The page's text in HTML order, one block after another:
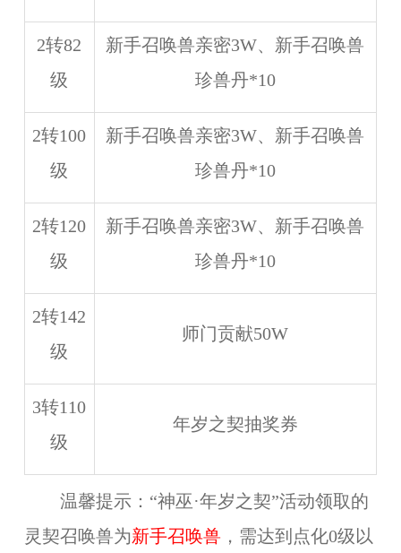
2转82
级
新手召唤兽亲密3W、新手召唤兽
珍兽丹*10
2转100
级
新手召唤兽亲密3W、新手召唤兽
珍兽丹*10
2转120
级
新手召唤兽亲密3W、新手召唤兽
珍兽丹*10
2转142
级
师门贡献50W
3转110
级
年岁之契抽奖券
温馨提示：“神巫·年岁之契”活动领取的
灵契召唤兽为新手召唤兽 ，需达到点化0级以